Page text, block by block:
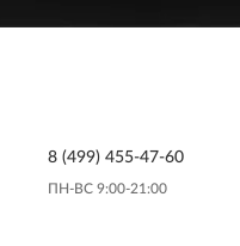
8 (499) 455-47-60
ПН-ВС 9:00-21:00